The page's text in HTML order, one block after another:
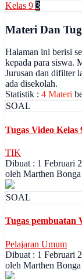
Kelas 9 3
Materi Dan
Halaman ini berisi
kepada para siswa.
Jurusan dan difilter
ada disekolah.
Statistik : 4 Materi
SOAL
Tugas Video Kelas
TIK
Dibuat : 1 Februari
oleh Marthen Bonga
SOAL
Tugas pembuatan
Pelajaran Umum
Dibuat : 1 Februari
oleh Marthen Bonga